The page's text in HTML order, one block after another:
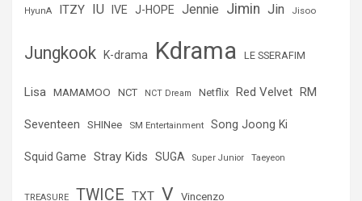
HyunA ITZY IU IVE J-HOPE Jennie Jimin Jin Jisoo
Jungkook K-drama Kdrama LE SSERAFIM
Lisa MAMAMOO NCT NCT Dream Netflix Red Velvet RM
Seventeen SHINee SM Entertainment Song Joong Ki
Squid Game Stray Kids SUGA Super Junior Taeyeon
TREASURE TWICE TXT V Vincenzo